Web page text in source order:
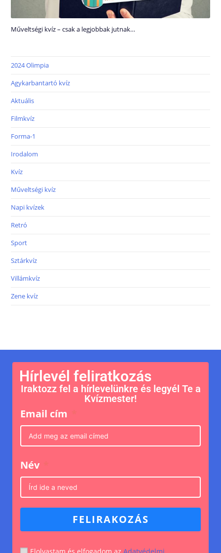
Műveltségi kvíz – csak a legjobbak jutnak…
2024 Olimpia
Agykarbantartó kvíz
Aktuális
Filmkvíz
Forma-1
Irodalom
Kvíz
Műveltségi kvíz
Napi kvízek
Retró
Sport
Sztárkvíz
Villámkvíz
Zene kvíz
Hírlevél feliratkozás
Iraktozz fel a hírlevelünkre és legyél Te a
Kvízmester!
Email cím
Név
FELIRAKOZÁS